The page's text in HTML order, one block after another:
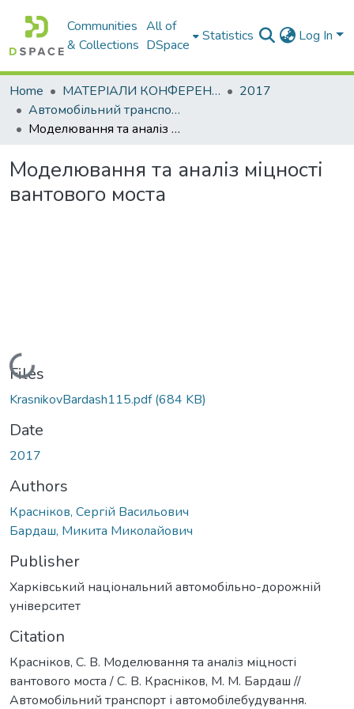
Communities
& Collections
All of
DSpace
Statistics Log In
Home МАТЕРІАЛИ КОНФЕРЕНЦІЙ
2017
Автомобільний транспорт і автомобілебудування. Новітні технології і методи підготовки фахівців
Моделювання та аналіз міцності вантового моста
Моделювання та аналіз міцності
вантового моста
Loading...
Files
KrasnikovBardash115.pdf(684 KB)
Date
2017
Authors
Красніков, Сергій Васильович
Бардаш, Микита Миколайович
Publisher
Харківський національний автомобільно-дорожній
університет
Citation
Красніков, С. В. Моделювання та аналіз міцності
вантового моста / С. В. Красніков, М. М. Бардаш //
Автомобільний транспорт і автомобілебудування.